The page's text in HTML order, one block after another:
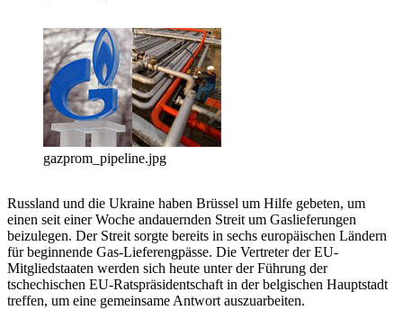
gazprom_pipeline.jpg
Russland und die Ukraine haben Brüssel um Hilfe gebeten, um
einen seit einer Woche andauernden Streit um Gaslieferungen
beizulegen. Der Streit sorgte bereits in sechs europäischen Ländern
für beginnende Gas-Lieferengpässe. Die Vertreter der EU-
Mitgliedstaaten werden sich heute unter der Führung der
tschechischen EU-Ratspräsidentschaft in der belgischen Hauptstadt
treffen, um eine gemeinsame Antwort auszuarbeiten.